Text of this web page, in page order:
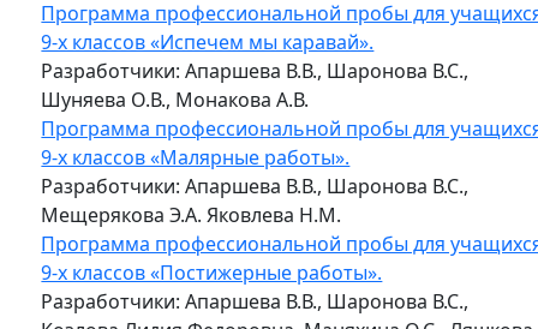
Программа профессиональной пробы для
9-х классов «Испечем мы каравай».
Разработчики: Апаршева В.В., Шаронова В.С.,
Шуняева О.В., Монакова А.В.
Программа профессиональной пробы для
9-х классов «Малярные работы».
Разработчики: Апаршева В.В., Шаронова В.С.,
Мещерякова Э.А. Яковлева Н.М.
Программа профессиональной пробы для
9-х классов «Постижерные работы».
Разработчики: Апаршева В.В., Шаронова В.С.,